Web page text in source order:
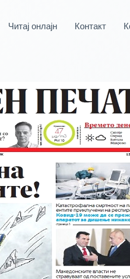
Читај онлајн Контакт